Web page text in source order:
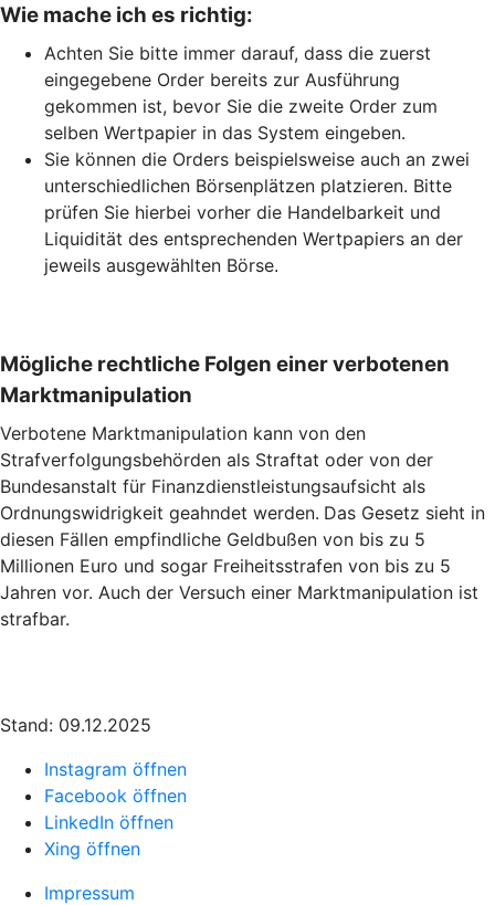
Wie mache ich es richtig:
Achten Sie bitte immer darauf, dass die zuerst
eingegebene Order bereits zur Ausführung
gekommen ist, bevor Sie die zweite Order zum
selben Wertpapier in das System eingeben.
Sie können die Orders beispielsweise auch an zwei
unterschiedlichen Börsenplätzen platzieren. Bitte
prüfen Sie hierbei vorher die Handelbarkeit und
Liquidität des entsprechenden Wertpapiers an der
jeweils ausgewählten Börse.
Mögliche rechtliche Folgen einer verbotenen
Marktmanipulation
Verbotene Marktmanipulation kann von den
Strafverfolgungsbehörden als Straftat oder von der
Bundesanstalt für Finanzdienstleistungsaufsicht als
Ordnungswidrigkeit geahndet werden. Das Gesetz sieht in
diesen Fällen empfindliche Geldbußen von bis zu 5
Millionen Euro und sogar Freiheitsstrafen von bis zu 5
Jahren vor. Auch der Versuch einer Marktmanipulation ist
strafbar.
Stand: 09.12.2025
Instagram öffnen
Facebook öffnen
LinkedIn öffnen
Xing öffnen
Impressum